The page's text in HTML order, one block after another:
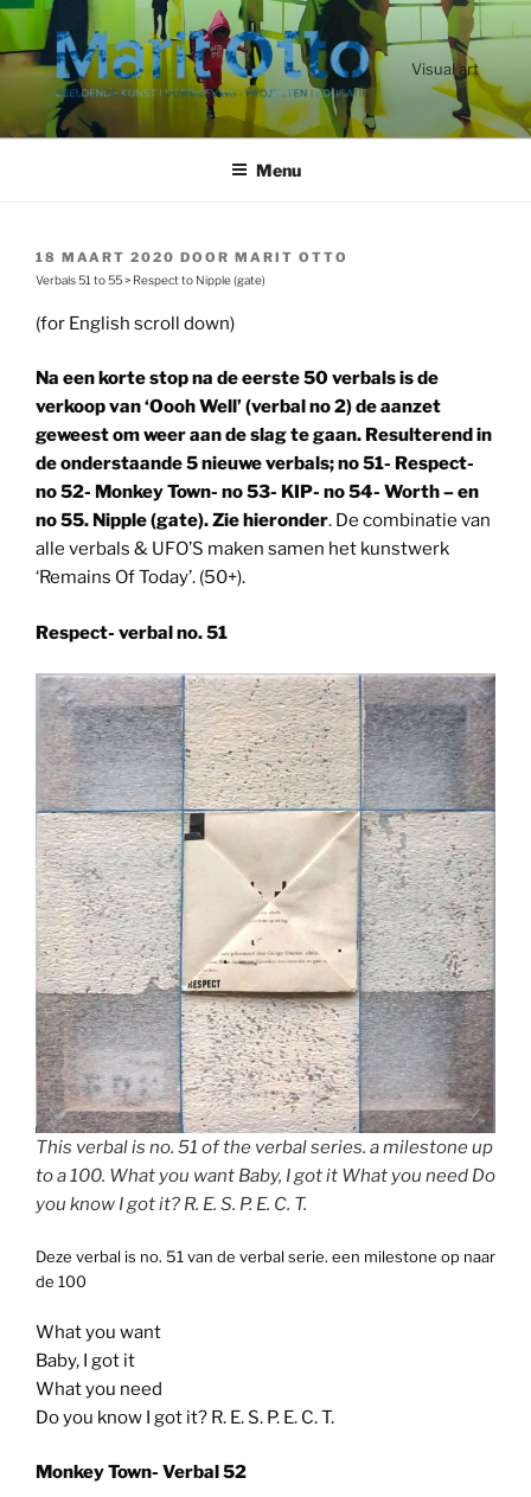
Ga
naar
de
Visual art
Menu
GEPLAATST
OP
18 MAART 2020 DOOR MARIT OTTO
Verbals 51 to 55 > Respect to Nipple (gate)
(for English scroll down)
Na een korte stop na de eerste 50 verbals is de
verkoop van ‘Oooh Well’ (verbal no 2) de aanzet
geweest om weer aan de slag te gaan. Resulterend in
de onderstaande 5 nieuwe verbals; no 51- Respect-
no 52- Monkey Town- no 53- KIP- no 54- Worth – en
no 55. Nipple (gate). Zie hieronder. De combinatie van
alle verbals & UFO’S maken samen het kunstwerk
‘Remains Of Today’. (50+).
Respect- verbal no. 51
This verbal is no. 51 of the verbal series. a milestone up
to a 100. What you want Baby, I got it What you need Do
you know I got it? R. E. S. P. E. C. T.
Deze verbal is no. 51 van de verbal serie. een milestone op naar
de 100
What you want
Baby, I got it
What you need
Do you know I got it? R. E. S. P. E. C. T.
Monkey Town- Verbal 52